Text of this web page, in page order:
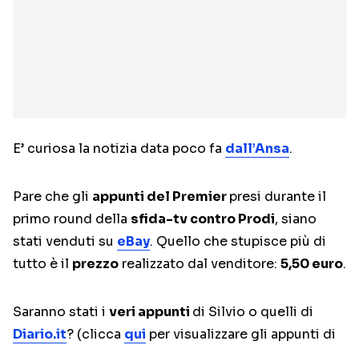
E’ curiosa la notizia data poco fa dall’Ansa.
Pare che gli appunti del Premierpresi durante il
primo round della sfida-tv contro Prodi, siano
stati venduti su eBay. Quello che stupisce più di
tutto è il prezzo realizzato dal venditore: 5,50 euro.
Saranno stati i veri appunti di Silvio o quelli di
Diario.it? (clicca qui per visualizzare gli appunti di